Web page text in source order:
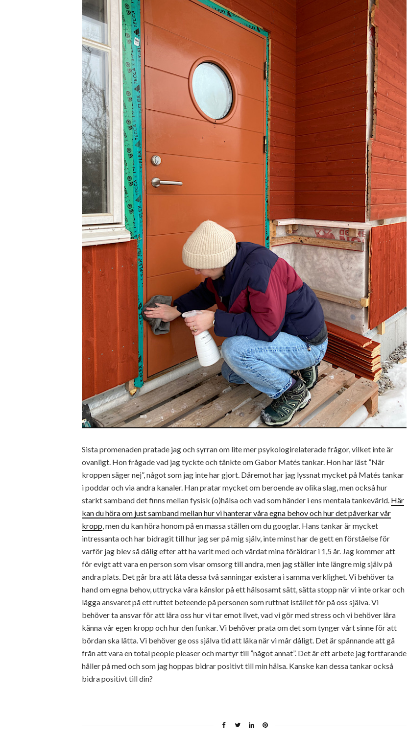
Sista promenaden pratade jag och syrran om lite mer psykologirelaterade frågor, vilket inte är
ovanligt. Hon frågade vad jag tyckte och tänkte om Gabor Matés tankar. Hon har läst ”När
kroppen säger nej”, något som jag inte har gjort. Däremot har jag lyssnat mycket på Matés tankar
i poddar och via andra kanaler. Han pratar mycket om beroende av olika slag, men också hur
starkt samband det finns mellan fysisk (o)hälsa och vad som händer i ens mentala tankevärld. Här
kan du höra om just samband mellan hur vi hanterar våra egna behov och hur det påverkar vår
kropp , men du kan höra honom på en massa ställen om du googlar. Hans tankar är mycket
intressanta och har bidragit till hur jag ser på mig själv, inte minst har de gett en förståelse för
varför jag blev så dålig efter att ha varit med och vårdat mina föräldrar i 1,5 år. Jag kommer att
för evigt att vara en person som visar omsorg till andra, men jag ställer inte längre mig själv på
andra plats. Det går bra att låta dessa två sanningar existera i samma verklighet. Vi behöver ta
hand om egna behov, uttrycka våra känslor på ett hälsosamt sätt, sätta stopp när vi inte orkar och
lägga ansvaret på ett ruttet beteende på personen som ruttnat istället för på oss själva. Vi
behöver ta ansvar för att lära oss hur vi tar emot livet, vad vi gör med stress och vi behöver lära
känna vår egen kropp och hur den funkar. Vi behöver prata om det som tynger vårt sinne för att
bördan ska lätta. Vi behöver ge oss själva tid att läka när vi mår dåligt. Det är spännande att gå
från att vara en total people pleaser och martyr till ”något annat”. Det är ett arbete jag fortfarande
håller på med och som jag hoppas bidrar positivt till min hälsa. Kanske kan dessa tankar också
bidra positivt till din?